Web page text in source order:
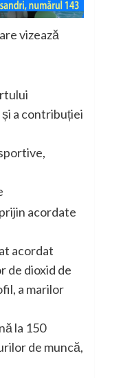
vizează
a contribuției
acordate
acordat
de dioxid de
a marilor
la 150
de muncă,